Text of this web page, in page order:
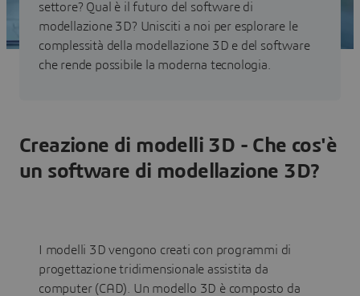
settore? Qual è il futuro del software di
modellazione 3D? Unisciti a noi per esplorare le
complessità della modellazione 3D e del software
che rende possibile la moderna tecnologia.
Creazione di modelli 3D - Che cos'è
un software di modellazione 3D?
I modelli 3D vengono creati con programmi di
progettazione tridimensionale assistita da
computer (CAD). Un modello 3D è composto da